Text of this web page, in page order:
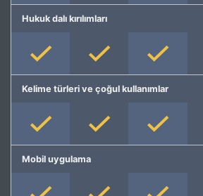
Hukuk dalı kırılımları
Kelime türleri ve çoğul kullanımlar
Mobil uygulama